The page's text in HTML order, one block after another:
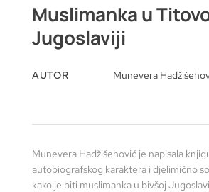
Muslimanka u
Jugoslaviji
AUTOR Munevera
Munevera Hadžišehović je napisala
autobiografskog karaktera i djelimično
kako je biti muslimanka u bivšoj